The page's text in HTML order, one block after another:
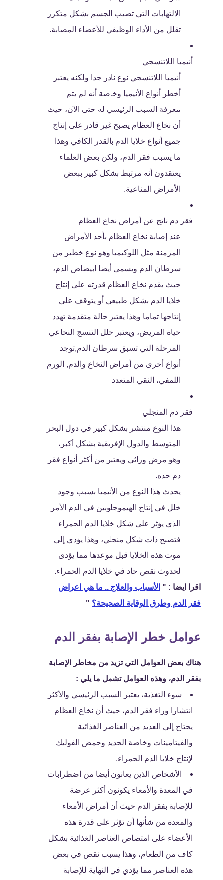
الالتهابات التي تصيب الجسم بشكل متكرر
تقلل من الأداء الوظيفي للأعضاء المصابة.
أنيميا اللاتنسجي
أنيميا اللاتنسجي نوع نادر جدا ولكنه يعتبر
أخطر أنواع الأنيميا وخاصة أنه لم يتم
معرفة السبب الرئيسي له حتى الآن، حيث
أن نخاع العظام يصبح غير قادر على إنتاج
جميع أنواع خلايا الدم بالقدر الكافي وهذا
ما يسبب فقر الدم، ولكن بعض العلماء
يعتقدون أنه مرتبط بشكل كبير ببعض
الأمراض المناعية.
فقر دم ناتج عن أمراض نخاع العظام
عند إصابة نخاع العظام بأحد الأمراض
المزمنة مثل اللوكيميا وهو نوع خطير من
سرطان الدم ويسمى أيضا ابيضاض الدم،
حيث يقدم نخاع العظام قدرته على إنتاج
خلايا الدم بشكل طبيعي أو يتوقف على
إنتاجها تماما وهذا يعتبر حالة متقدمة تهدد
حياة المريض، ويعتبر خلل التنسج النخاعي
المرحلة التي تسبق سرطان الدم,توجد
أنواع أخرى من أمراض النخاع والدم, الورم
اللمفي، النقي المتعدد.
فقر دم المنجلي
هذا النوع منتشر بشكل كبير في دول البحر
المتوسط والدول الإفريقية بشكل أكبر،
وهو مرض وراثي ويعتبر من أكثر أنواع فقر
دم حده.
يحدث هذا النوع من الأنيميا بسبب وجود
خلل في إنتاج الهيموجلوبين في الدم الأمر
الذي يؤثر على شكل خلايا الدم الحمراء
فتصبح ذات شكل منجلي، وهذا يؤدي إلى
موت هذه الخلايا قبل موعدها مما يؤدى
لحدوث نقص حاد في خلايا الدم الحمراء.
اقرا ايضا : " الأسباب والعلاج .. ما هي اعراض
فقر الدم وطرق الوقاية الصحيحة؟ "
عوامل خطر الإصابة بفقر الدم
هناك بعض العوامل التي تزيد من مخاطر الإصابة
بفقر الدم، وهذه العوامل تشمل ما يلي :
سوء التغذية، يعتبر السبب الرئيسي والأكثر
انتشارا وراء فقر الدم، حيث أن نخاع العظام
يحتاج إلى العديد من العناصر الغذائية
والفيتامينات وخاصة الحديد وحمض الفوليك
لإنتاج خلايا الدم الحمراء.
الأشخاص الذين يعانون أيضا من اضطرابات
في المعدة والأمعاء يكونون أكثر عرضة
للإصابة بفقر الدم حيث أن أمراض الأمعاء
والمعدة من شأنها أن تؤثر على قدرة هذه
الأعضاء على امتصاص العناصر الغذائية بشكل
كاف من الطعام، وهذا يسبب نقص في بعض
هذه العناصر مما يؤدي في النهاية للإصابة